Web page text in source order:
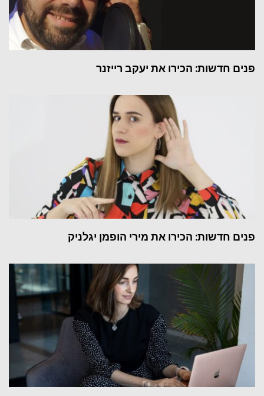
פנים חדשות: הכירו את יעקב רייזנר
פנים חדשות: הכירו את מירי הופמן יגלניק